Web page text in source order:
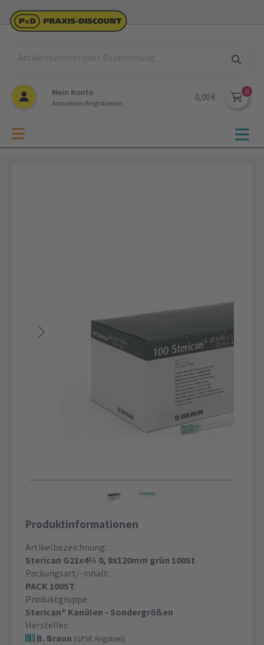
Mein Konto
Anmelden/Registrieren
0,00 €
Produktinformationen
Artikelbezeichnung:
Sterican G21x4¾ 0, 8x120mm grün 100St
Packungsart/-inhalt:
PACK 100ST
Produktgruppe:
Sterican® Kanülen - Sondergrößen
Hersteller:
B. Braun (GPSR Angaben)